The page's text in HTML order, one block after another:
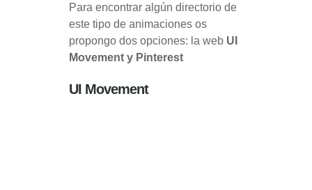
Para encontrar algún directorio de
este tipo de animaciones os
propongo dos opciones: la web UI
Movement y Pinterest
UI Movement